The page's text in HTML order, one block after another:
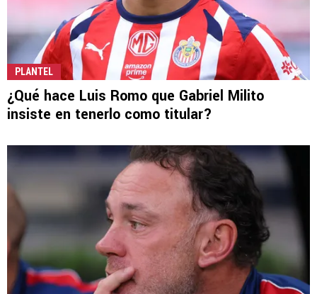
PLANTEL
¿Qué hace Luis Romo que Gabriel Milito
insiste en tenerlo como titular?